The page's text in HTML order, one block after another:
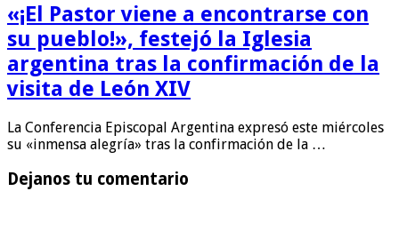
«¡El Pastor viene a encontrarse con
su pueblo!», festejó la Iglesia
argentina tras la confirmación de la
visita de León XIV
La Conferencia Episcopal Argentina expresó este miércoles
su «inmensa alegría» tras la confirmación de la …
Dejanos tu comentario